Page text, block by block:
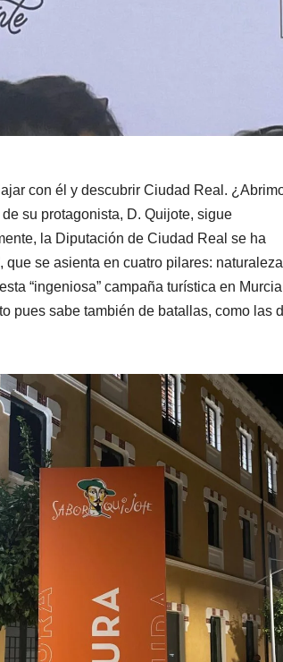
con él y descubrir Ciudad Real.
su protagonista, D. Quijote, sigue
la Diputación de Ciudad Real se ha
se asienta en cuatro pilares:
“ingeniosa” campaña turística en Murcia
pues sabe también de batallas, como las